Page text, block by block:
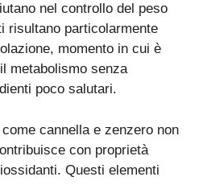
nel controllo del peso
risultano particolarmente
momento in cui è
metabolismo senza
poco salutari.
cannella e zenzero non
con proprietà
Questi elementi